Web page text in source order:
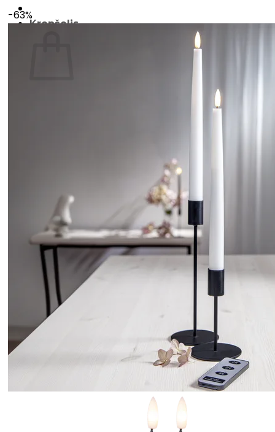
Krepšelis
-63%